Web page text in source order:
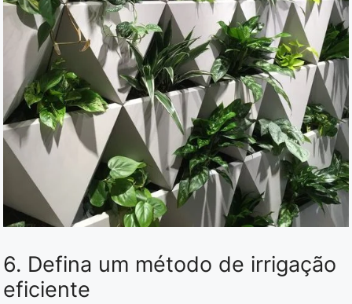
6. Defina um método de irrigação
eficiente